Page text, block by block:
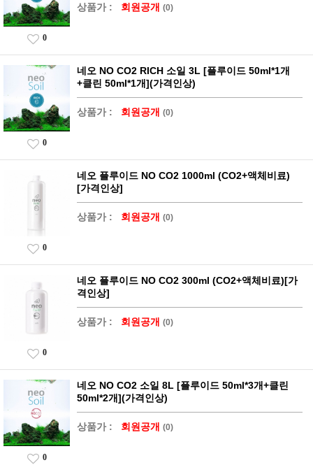
상품가 : 회원공개 (0)
0
네오 NO CO2 RICH 소일 3L [플루이드 50ml*1개
+클린 50ml*1개](가격인상)
상품가 : 회원공개 (0)
0
네오 플루이드 NO CO2 1000ml (CO2+액체비료)
[가격인상]
상품가 : 회원공개 (0)
0
네오 플루이드 NO CO2 300ml (CO2+액체비료)[가
격인상]
상품가 : 회원공개 (0)
0
네오 NO CO2 소일 8L [플루이드 50ml*3개+클린
50ml*2개](가격인상)
상품가 : 회원공개 (0)
0